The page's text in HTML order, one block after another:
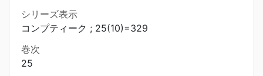
シリーズ表示
コンプティーク ; 25(10)=329
巻次
25